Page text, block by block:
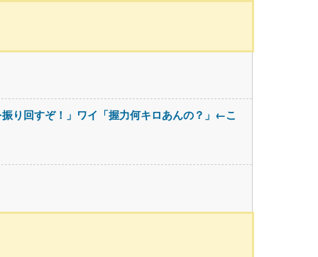
り回すぞ！」ワイ「握力何キロあんの？」←こ